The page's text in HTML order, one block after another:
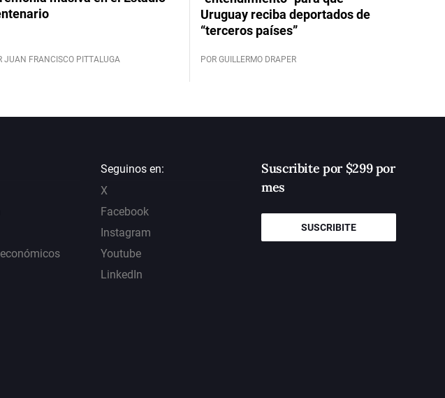
JUAN FRANCISCO PITTALUGA
Uruguay reciba deportados de
“terceros países”
POR GUILLERMO DRAPER
Seguinos en:
X
Facebook
Instagram
Youtube
LinkedIn
Suscribite por $299 por
mes
SUSCRIBITE